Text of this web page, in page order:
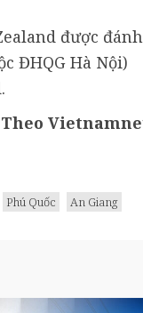
được đánh
ĐHQG Hà Nội)
Theo
Phú Quốc
An Giang